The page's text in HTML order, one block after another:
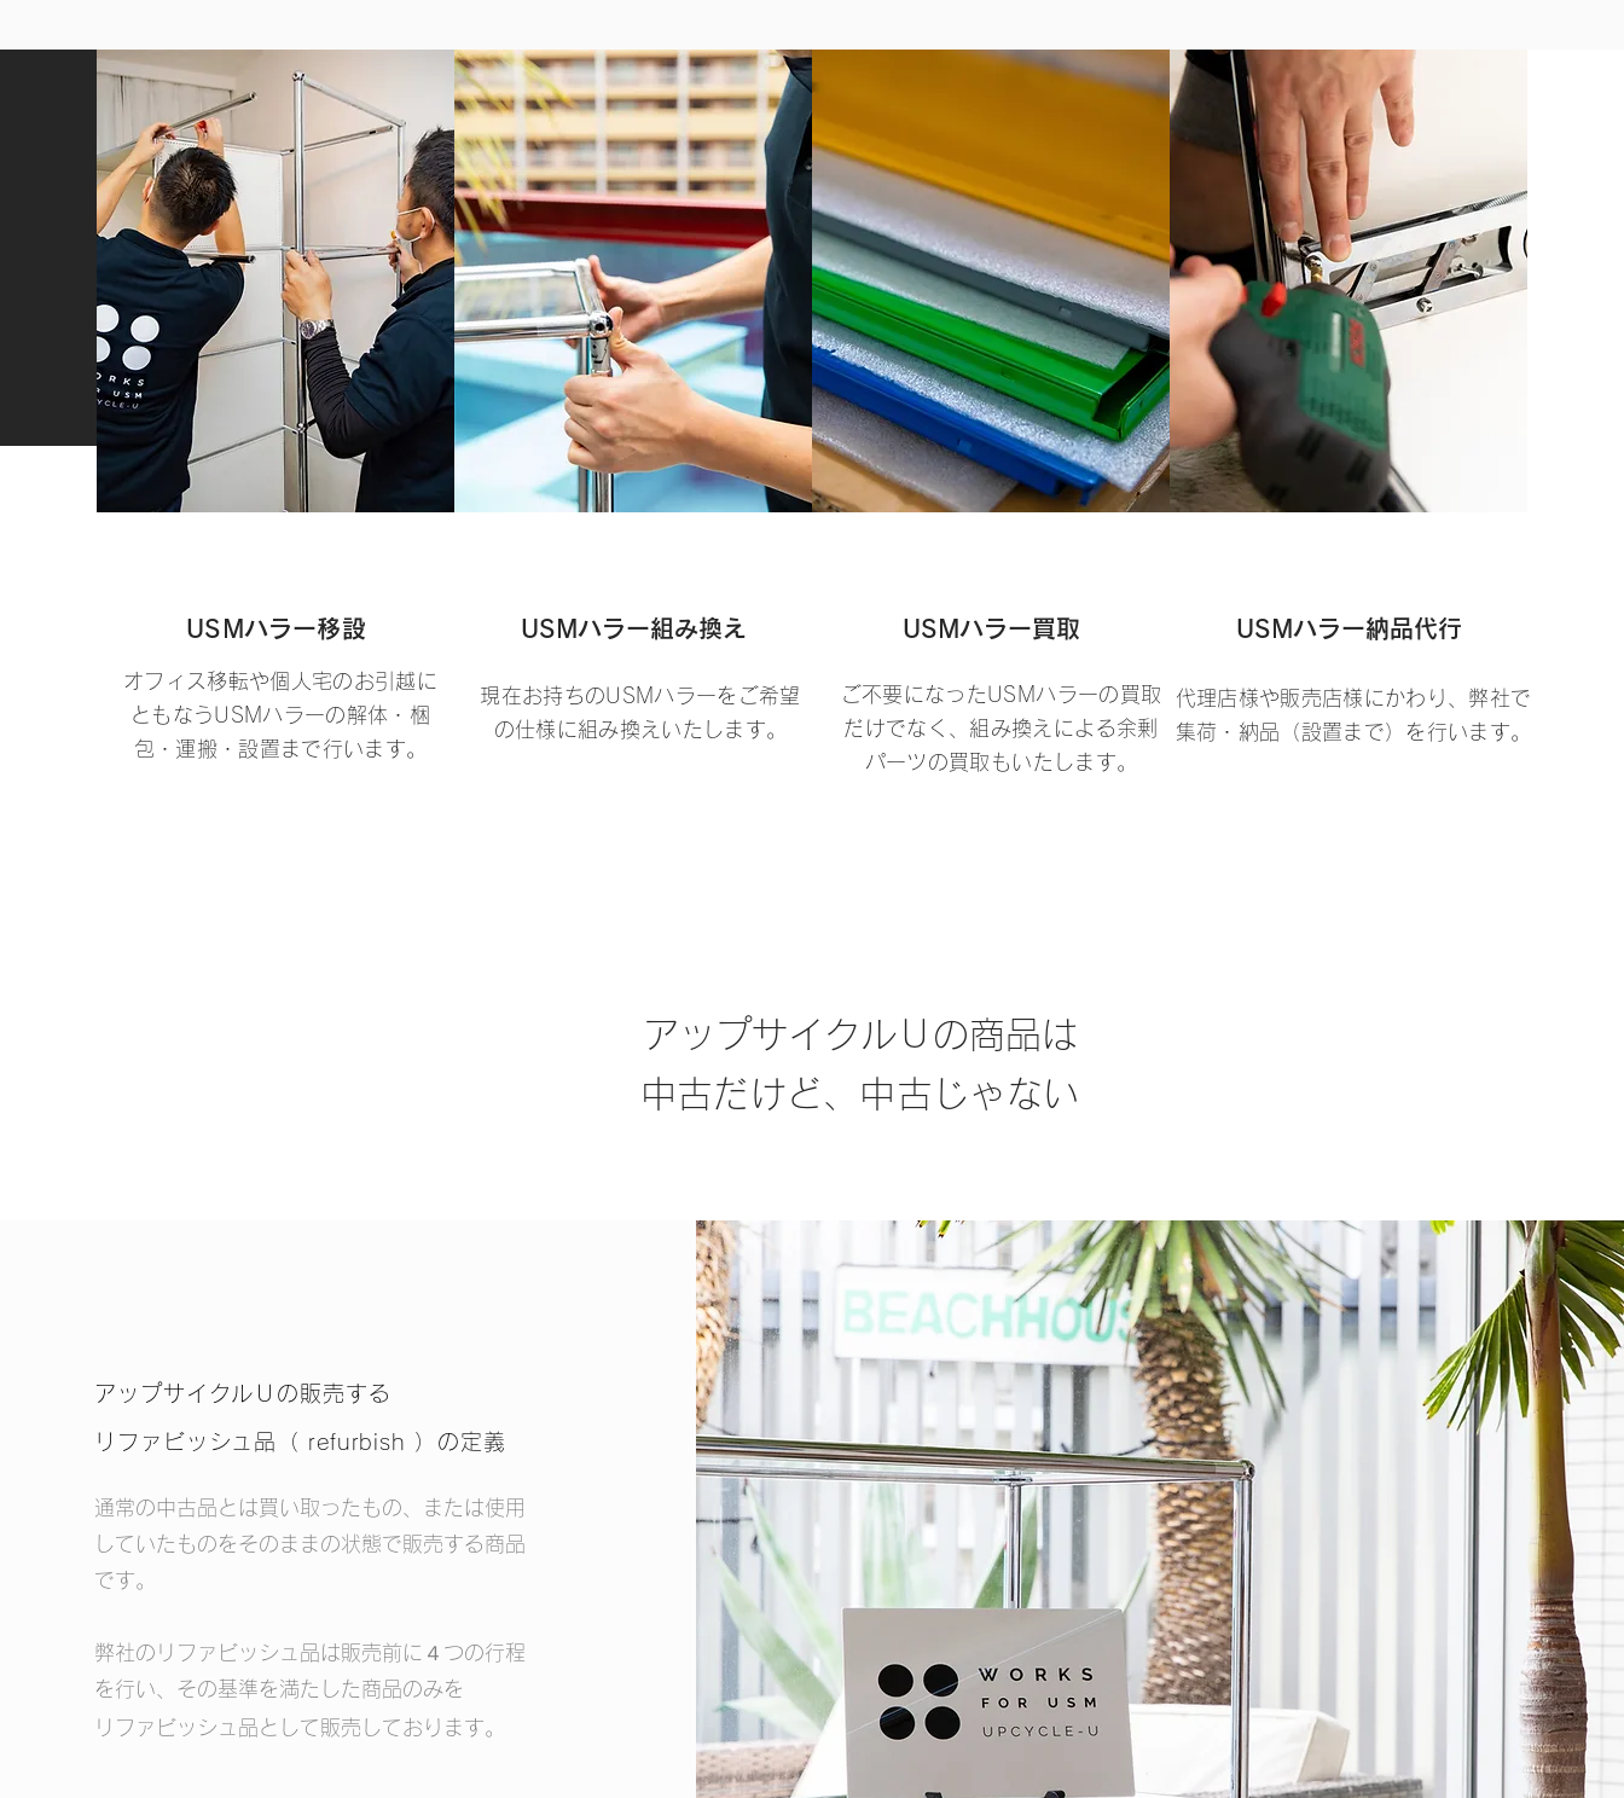
USMハラー移設
オフィス移転や個人宅のお引越に
ともなうUSMハラーの解体・梱
包・運搬・設置まで行います。
USMハラー組み換え
現在お持ちのUSMハラーをご希望
の仕様に組み換えいたします。
USMハラー買取
ご不要になったUSMハラーの買取
だけでなく、組み換えによる余剰
パーツの買取もいたします。
USMハラー納品代行
代理店様や販売店様にかわり、弊社で
集荷・納品（設置まで）を行います。
アップサイクルＵの商品は
中古だけど、中古じゃない
アップサイクルＵの販売する
リファビッシュ品（ refurbish ）の定義
通常の中古品とは買い取ったもの、または使用
していたものをそのままの状態で販売する商品
です。
弊社のリファビッシュ品は販売前に４つの行程
を行い、その基準を満たした商品のみを
リファビッシュ品として販売しております。